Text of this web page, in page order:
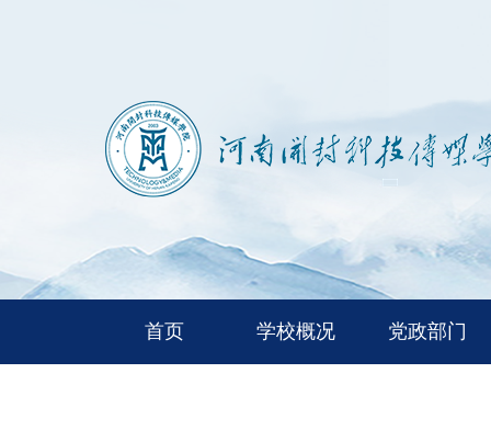
首页 学校概况 党政部门